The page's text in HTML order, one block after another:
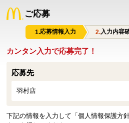
ご応募
応募情報入力 入力内容
カンタン入力で応募完了！
応募先
羽村店
下記の情報を入力して「個人情報保護方